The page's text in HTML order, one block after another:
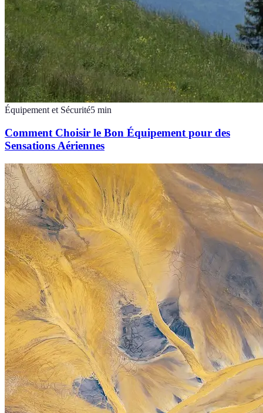
Équipement et Sécurité5 min
Comment Choisir le Bon Équipement pour des
Sensations Aériennes